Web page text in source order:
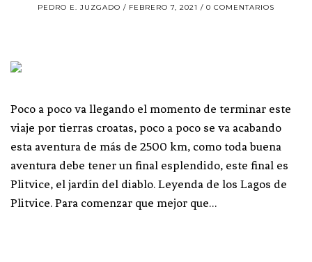
PEDRO E. JUZGADO FEBRERO 7, 2021 0 COMENTARIOS
Poco a poco va llegando el momento de terminar este
viaje por tierras croatas, poco a poco se va acabando
esta aventura de más de 2500 km, como toda buena
aventura debe tener un final esplendido, este final es
Plitvice, el jardín del diablo. Leyenda de los Lagos de
Plitvice. Para comenzar que mejor que…